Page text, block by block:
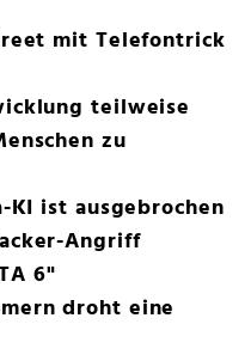
mit Telefontrick
teilweise
zu
KI ist ausgebrochen
Angriff
6"
droht eine